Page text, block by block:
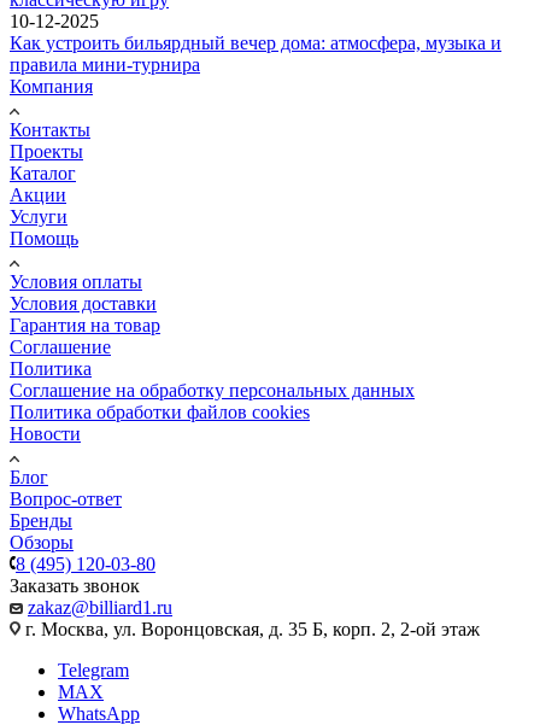
10-12-2025
Как устроить бильярдный вечер дома: атмосфера, музыка и
правила мини-турнира
Компания
Контакты
Проекты
Каталог
Акции
Услуги
Помощь
Условия оплаты
Условия доставки
Гарантия на товар
Соглашение
Политика
Соглашение на обработку персональных данных
Политика обработки файлов cookies
Новости
Блог
Вопрос-ответ
Бренды
Обзоры
8 (495) 120-03-80
Заказать звонок
zakaz@billiard1.ru
г. Москва, ул. Воронцовская, д. 35 Б, корп. 2, 2-ой этаж
Telegram
MAX
WhatsApp